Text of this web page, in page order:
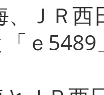
、ＪＲ
ｅ